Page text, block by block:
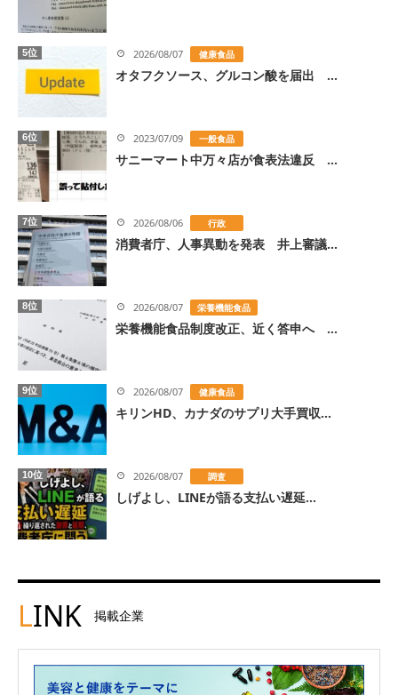
5位 2026/08/07 健康食品
オタフクソース、グルコン酸を届出 ...
6位 2023/07/09 一般食品
サニーマート中万々店が食表法違反 ...
7位 2026/08/06 行政
消費者庁、人事異動を発表 井上審議...
8位 2026/08/07 栄養機能食品
栄養機能食品制度改正、近く答申へ ...
9位 2026/08/07 健康食品
キリンHD、カナダのサプリ大手買収...
10位 2026/08/07 調査
しげよし、LINEが語る支払い遅延...
LINK 掲載企業